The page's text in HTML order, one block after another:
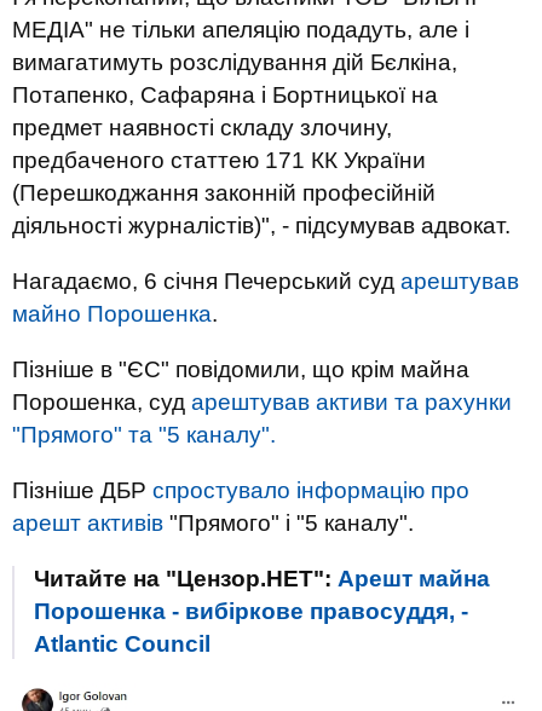
МЕДІА" не тільки апеляцію подадуть, але і
вимагатимуть розслідування дій Бєлкіна,
Потапенко, Сафаряна і Бортницької на
предмет наявності складу злочину,
предбаченого статтею 171 КК України
(Перешкоджання законній професійній
діяльності журналістів)", - підсумував адвокат.
Нагадаємо, 6 січня Печерський суд арештував
майно Порошенка.
Пізніше в "ЄС" повідомили, що крім майна
Порошенка, суд арештував активи та рахунки
"Прямого" та "5 каналу".
Пізніше ДБР спростувало інформацію про
арешт активів "Прямого" і "5 каналу".
Читайте на "Цензор.НЕТ": Арешт майна
Порошенка - вибіркове правосуддя, -
Atlantic Council